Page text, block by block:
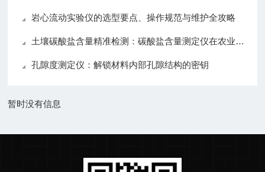
岩心流动实验仪的选型要点、操作规范与维护全攻略
土壤碳酸盐含量精准检测：碳酸盐含量测定仪在农业与环境监测中的应用
孔隙度测定仪：解锁材料内部孔隙结构的密钥
暂时没有信息